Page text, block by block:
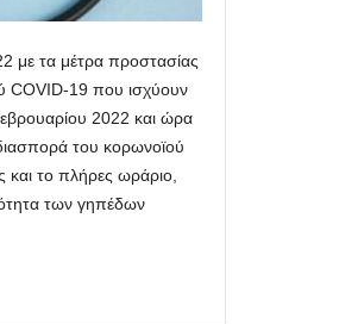
με τα μέτρα προστασίας
COVID-19 που ισχύουν
2022 και ώρα
του κορωνοϊού
και το πλήρες ωράριο,
των γηπέδων